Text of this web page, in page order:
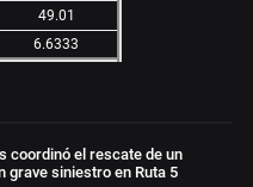
49.01
6.6333
coordinó el rescate de un
grave siniestro en Ruta 5